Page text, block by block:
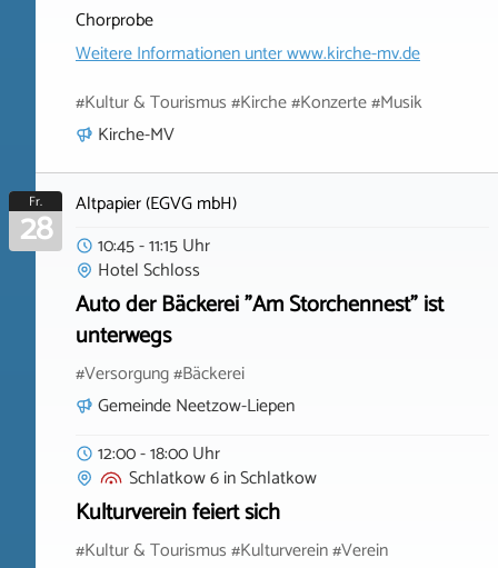
Chorprobe
Weitere Informationen unterwww.kirche-mv.de
#Kultur & Tourismus #Kirche #Konzerte #Musik
Kirche-MV
Fr.
28
Altpapier (EGVG mbH)
10:45 - 11:15 Uhr
Hotel Schloss
Auto der Bäckerei "Am Storchennest" ist
unterwegs
#Versorgung #Bäckerei
Gemeinde Neetzow-Liepen
12:00 - 18:00 Uhr
Schlatkow 6inSchlatkow
Kulturverein feiert sich
#Kultur & Tourismus #Kulturverein #Verein